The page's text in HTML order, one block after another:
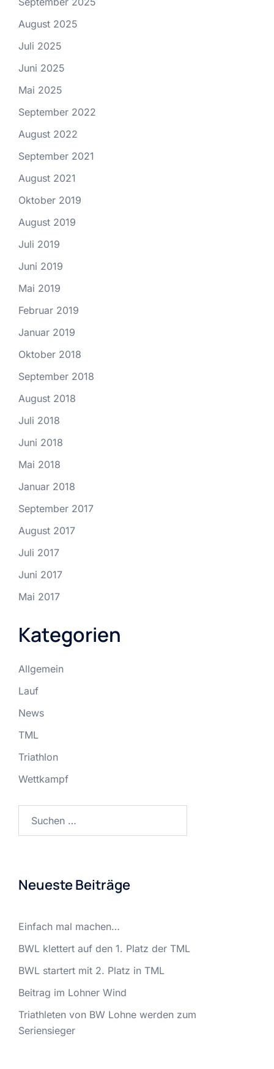
August 2025
Juli 2025
Juni 2025
Mai 2025
September 2022
August 2022
September 2021
August 2021
Oktober 2019
August 2019
Juli 2019
Juni 2019
Mai 2019
Februar 2019
Januar 2019
Oktober 2018
September 2018
August 2018
Juli 2018
Juni 2018
Mai 2018
Januar 2018
September 2017
August 2017
Juli 2017
Juni 2017
Mai 2017
Kategorien
Allgemein
Lauf
News
TML
Triathlon
Wettkampf
nach:
Neueste Beiträge
Einfach mal machen…
BWL klettert auf den 1. Platz der TML
BWL startert mit 2. Platz in TML
Beitrag im Lohner Wind
Triathleten von BW Lohne werden zum
Seriensieger